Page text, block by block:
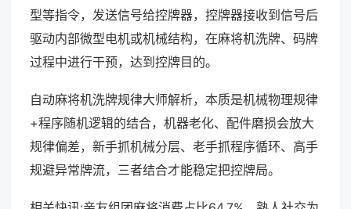
型等指令，发送信号给控牌器，控牌器接收到信号后
驱动内部微型电机或机械结构，在麻将机洗牌、码牌
过程中进行干预，达到控牌目的。
自动麻将机洗牌规律大师解析，本质是机械物理规律
+程序随机逻辑的结合，机器老化、配件磨损会放大
规律偏差，新手抓机械分层、老手抓程序循环、高手
规避异常牌流，三者结合才能稳定把控牌局。